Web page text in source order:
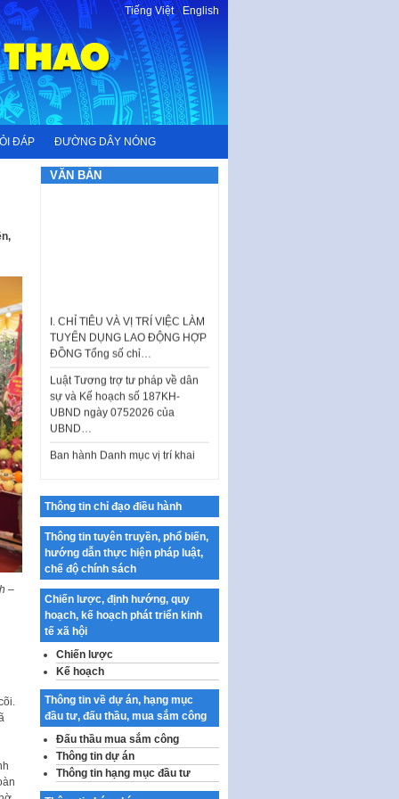
Tiếng Việt-English
ĐÁP ĐƯỜNG DÂY NÓNG
–
VĂN BẢN
TUYỂN DỤNG LAO ĐỘNG HỢP
ĐỒNG Tổng số chỉ…
Luật Tương trợ tư pháp về dân
UBND ngày 0752026 của
UBND…
Ban hành Danh mục vị trí khai
thành phố Hà Nội
chính luận về bảo vệ nền tảng tư
tưởng của Đảng…
Công bố công khai dự toán kinh
phí xây dựng pháp luật, hoàn
thiện thể chế, chính…
Quy định về nghiên cứu, ứng
dụng khoa học, công nghệ, đổi
mới sáng tạo và chuyển…
Quy định chi tiết và hướng dẫn
thi hành một số điều của Luật Lý
lịch tư…
Sửa đổi, bổ sung một số nội
dung tại Nghị quyết số 30/NQ-
CP ngày 24 tháng 02…
Ban hành Chương trình hành
Thông tin chỉ đạo điều hành
Thông tin tuyên truyền, phổ biến,
hướng dẫn thực hiện pháp luật,
chế độ chính sách
Chiến lược, định hướng, quy
hoạch, kế hoạch phát triển kinh
tế xã hội
Chiến lược
Kế hoạch
Thông tin về dự án, hạng mục
đầu tư, đấu thầu, mua sắm công
Đấu thầu mua sắm công
Thông tin dự án
Thông tin hạng mục đầu tư